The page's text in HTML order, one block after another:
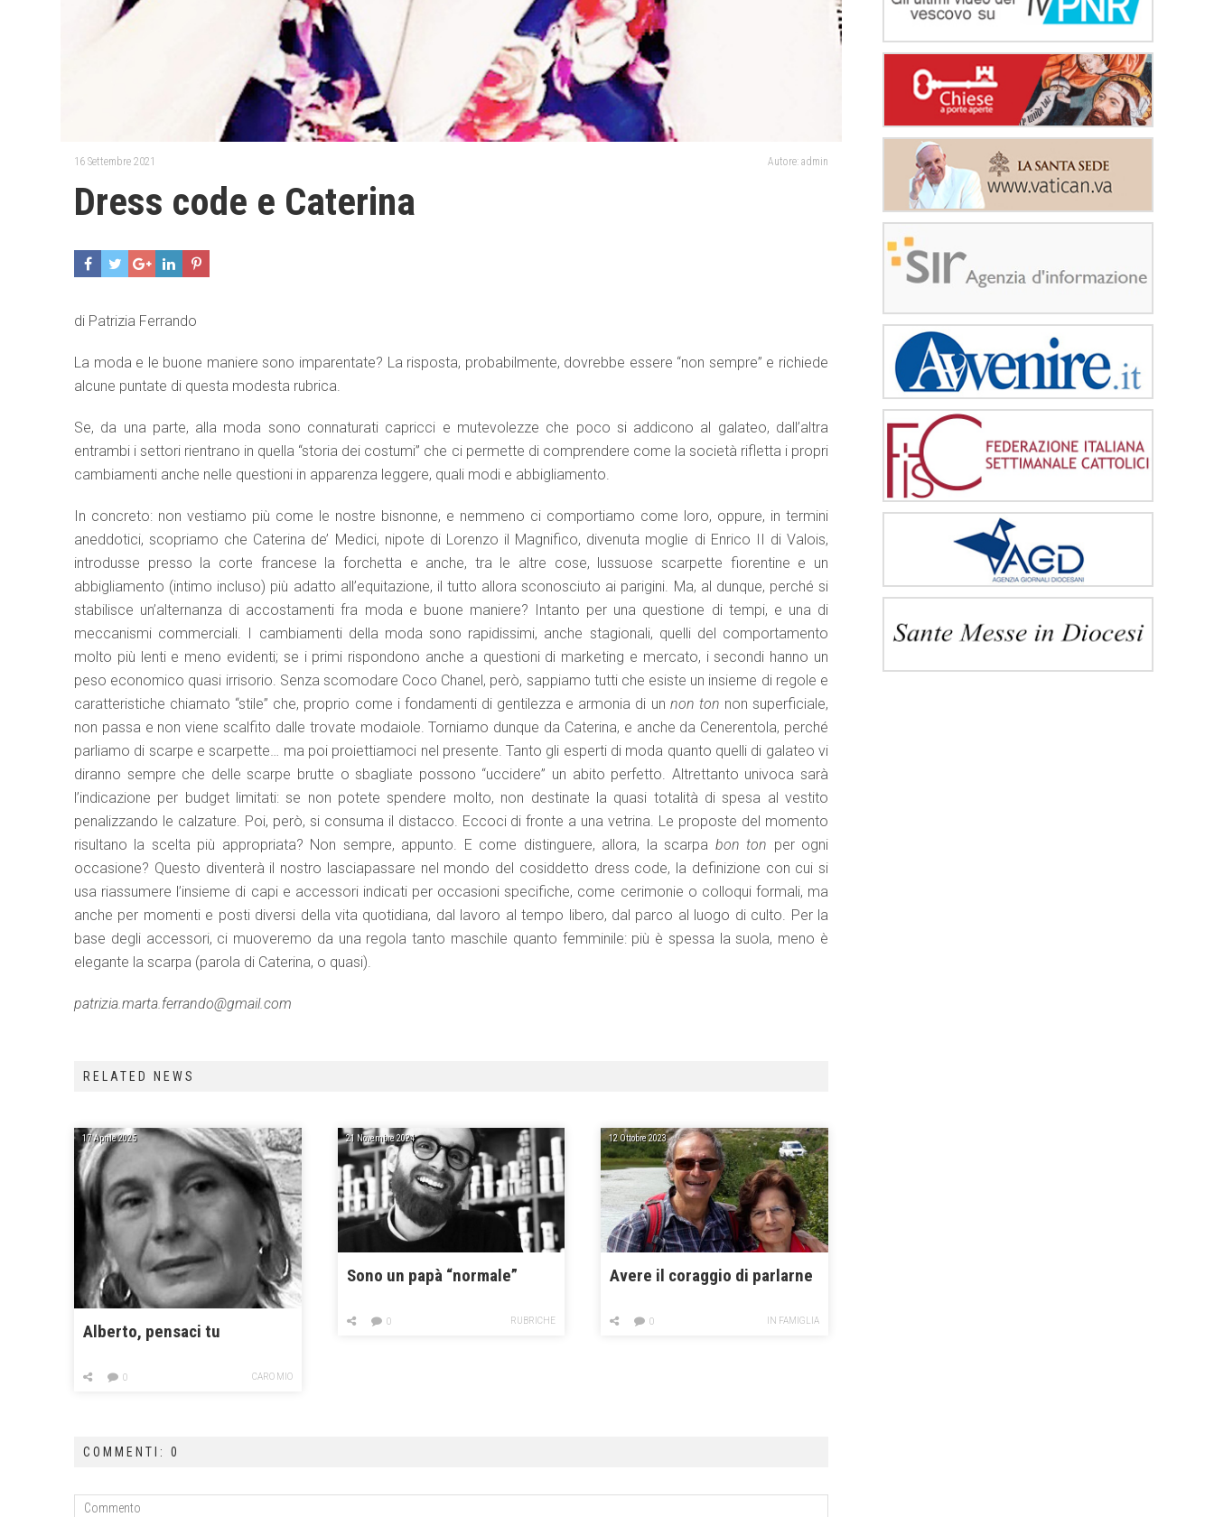
16 Settembre 2021 Autore: admin
Dress code e Caterina
di Patrizia Ferrando
La moda e le buone maniere sono imparentate? La risposta, probabilmente, dovrebbe essere “non sempre” e richiede
alcune puntate di questa modesta rubrica.
Se, da una parte, alla moda sono connaturati capricci e mutevolezze che poco si addicono al galateo, dall’altra
entrambi i settori rientrano in quella “storia dei costumi” che ci permette di comprendere come la società rifletta i propri
cambiamenti anche nelle questioni in apparenza leggere, quali modi e abbigliamento.
In concreto: non vestiamo più come le nostre bisnonne, e nemmeno ci comportiamo come loro, oppure, in termini
aneddotici, scopriamo che Caterina de’ Medici, nipote di Lorenzo il Magnifico, divenuta moglie di Enrico II di Valois,
introdusse presso la corte francese la forchetta e anche, tra le altre cose, lussuose scarpette fiorentine e un
abbigliamento (intimo incluso) più adatto all’equitazione, il tutto allora sconosciuto ai parigini. Ma, al dunque, perché si
stabilisce un’alternanza di accostamenti fra moda e buone maniere? Intanto per una questione di tempi, e una di
meccanismi commerciali. I cambiamenti della moda sono rapidissimi, anche stagionali, quelli del comportamento
molto più lenti e meno evidenti; se i primi rispondono anche a questioni di marketing e mercato, i secondi hanno un
peso economico quasi irrisorio. Senza scomodare Coco Chanel, però, sappiamo tutti che esiste un insieme di regole e
caratteristiche chiamato “stile” che, proprio come i fondamenti di gentilezza e armonia di un non ton non superficiale,
non passa e non viene scalfito dalle trovate modaiole. Torniamo dunque da Caterina, e anche da Cenerentola, perché
parliamo di scarpe e scarpette… ma poi proiettiamoci nel presente. Tanto gli esperti di moda quanto quelli di galateo vi
diranno sempre che delle scarpe brutte o sbagliate possono “uccidere” un abito perfetto. Altrettanto univoca sarà
l’indicazione per budget limitati: se non potete spendere molto, non destinate la quasi totalità di spesa al vestito
penalizzando le calzature. Poi, però, si consuma il distacco. Eccoci di fronte a una vetrina. Le proposte del momento
risultano la scelta più appropriata? Non sempre, appunto. E come distinguere, allora, la scarpa bon ton per ogni
occasione? Questo diventerà il nostro lasciapassare nel mondo del cosiddetto dress code, la definizione con cui si
usa riassumere l’insieme di capi e accessori indicati per occasioni specifiche, come cerimonie o colloqui formali, ma
anche per momenti e posti diversi della vita quotidiana, dal lavoro al tempo libero, dal parco al luogo di culto. Per la
base degli accessori, ci muoveremo da una regola tanto maschile quanto femminile: più è spessa la suola, meno è
elegante la scarpa (parola di Caterina, o quasi).
patrizia.marta.ferrando@gmail.com
RELATED NEWS
17 Aprile 2025
Alberto, pensaci tu
CARO MIO
0
21 Novembre 2024
Sono un papà “normale”
RUBRICHE
0
12 Ottobre 2023
Avere il coraggio di parlarne
IN FAMIGLIA
0
COMMENTI: 0